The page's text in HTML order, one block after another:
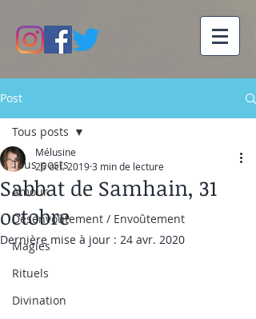
Post
Tous posts
Amour
Désenvoûtement / Envoûtement
Magies
Rituels
Divination
Tous posts
Sabbat de Samhain, 31
octobre
Mélusine
25 oct. 20193 min de lecture
Dernière mise à jour : 24 avr. 2020